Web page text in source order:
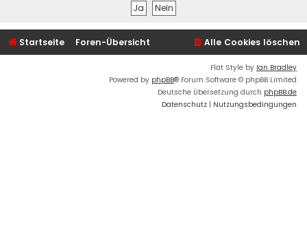
Startseite Foren-Übersicht Alle Cookies löschen
Flat Style by Ian Bradley
Powered by phpBB® Forum Software © phpBB Limited
Deutsche Übersetzung durch phpBB.de
Datenschutz | Nutzungsbedingungen